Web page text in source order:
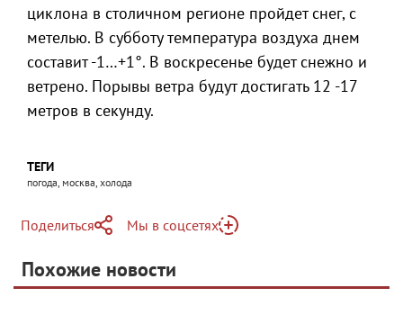
циклона в столичном регионе пройдет снег, с
метелью. В субботу температура воздуха днем
составит -1…+1°. В воскресенье будет снежно и
ветрено. Порывы ветра будут достигать 12 -17
метров в секунду.
ТЕГИ
погода, москва, холода
Поделиться
Мы в соцсетях
Яндекс Дзен
Похожие новости